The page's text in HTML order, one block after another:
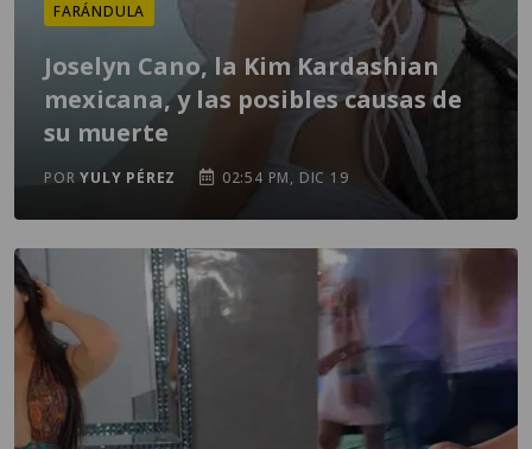
FARÁNDULA
Joselyn Cano, la Kim Kardashian
mexicana, y las posibles causas de
su muerte
PORYULY PÉREZ 02:54 PM, DIC 19